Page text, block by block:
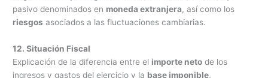
pasivo denominados en moneda extranjera, así como los
riesgos asociados a las fluctuaciones cambiarias.
12. Situación Fiscal
Explicación de la diferencia entre el importe neto de los
ingresos y gastos del ejercicio y la base imponible,